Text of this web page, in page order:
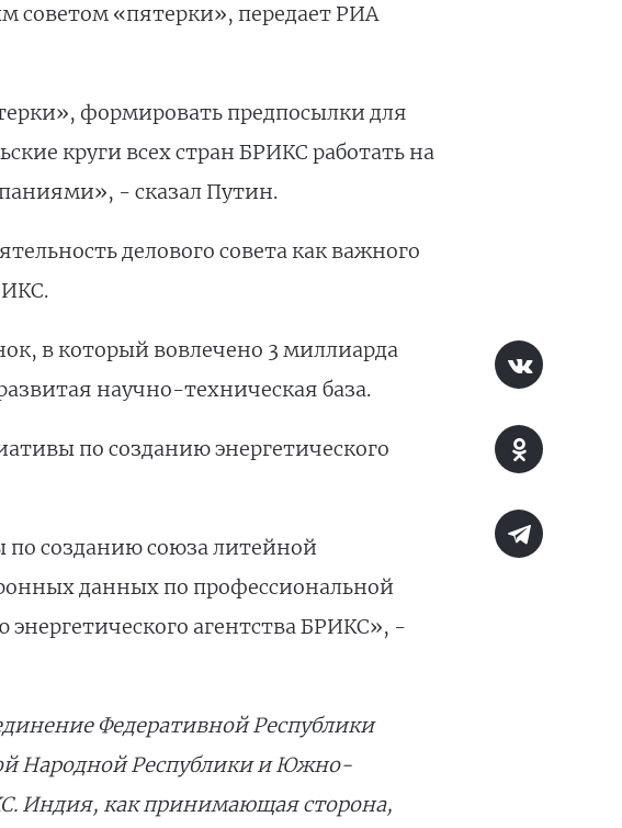
советом «пятерки», передает РИА
формировать предпосылки для
круги всех стран БРИКС работать на
- сказал Путин.
делового совета как важного
в который вовлечено 3 миллиарда
научно-техническая база.
по созданию энергетического
по созданию союза литейной
данных по профессиональной
агентства БРИКС», -
Федеративной Республики
Народной Республики и Южно-
Индия, как принимающая сторона,